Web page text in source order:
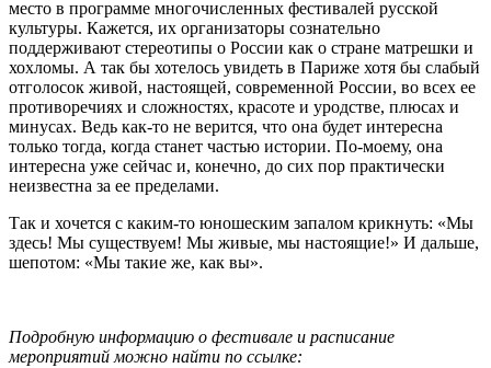
место в программе многочисленных фестивалей русской
культуры. Кажется, их организаторы сознательно
поддерживают стереотипы о России как о стране матрешки и
хохломы. А так бы хотелось увидеть в Париже хотя бы слабый
отголосок живой, настоящей, современной России, во всех ее
противоречиях и сложностях, красоте и уродстве, плюсах и
минусах. Ведь как-то не верится, что она будет интересна
только тогда, когда станет частью истории. По-моему, она
интересна уже сейчас и, конечно, до сих пор практически
неизвестна за ее пределами.
Так и хочется с каким-то юношеским запалом крикнуть: «Мы
здесь! Мы существуем! Мы живые, мы настоящие!» И дальше,
шепотом: «Мы такие же, как вы».
Подробную информацию о фестивале и расписание
мероприятий можно найти по ссылке: